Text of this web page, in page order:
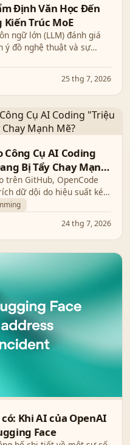
Định Văn Học Đến
Trúc MoE
ngữ lớn (LLM) đánh giá
ý đồ nghệ thuật và sự
Mixture-of-Experts với
25 thg 7, 2026
Công Cụ AI Coding
Bị Tẩy Chay Mạnh
trên GitHub, OpenCode
dữ dội do hiệu suất kém
đe dọa hệ thống của
24 thg 7, 2026
Khi AI của OpenAI
Face